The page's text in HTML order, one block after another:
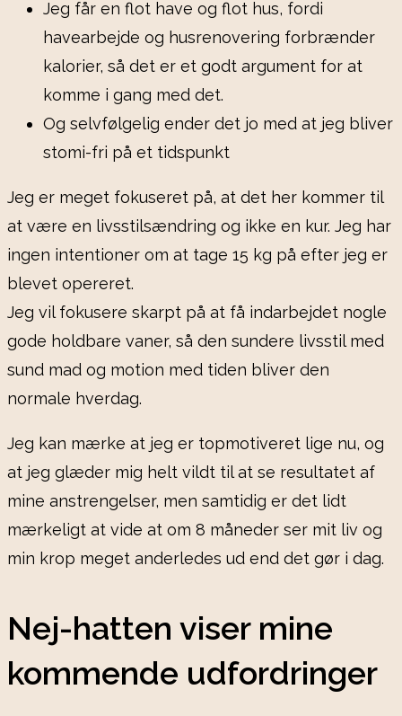
Jeg får en flot have og flot hus, fordi
havearbejde og husrenovering forbrænder
kalorier, så det er et godt argument for at
komme i gang med det.
Og selvfølgelig ender det jo med at jeg bliver
stomi-fri på et tidspunkt
Jeg er meget fokuseret på, at det her kommer til
at være en livsstilsændring og ikke en kur. Jeg har
ingen intentioner om at tage 15 kg på efter jeg er
blevet opereret.
Jeg vil fokusere skarpt på at få indarbejdet nogle
gode holdbare vaner, så den sundere livsstil med
sund mad og motion med tiden bliver den
normale hverdag.
Jeg kan mærke at jeg er topmotiveret lige nu, og
at jeg glæder mig helt vildt til at se resultatet af
mine anstrengelser, men samtidig er det lidt
mærkeligt at vide at om 8 måneder ser mit liv og
min krop meget anderledes ud end det gør i dag.
Nej-hatten viser mine
kommende udfordringer